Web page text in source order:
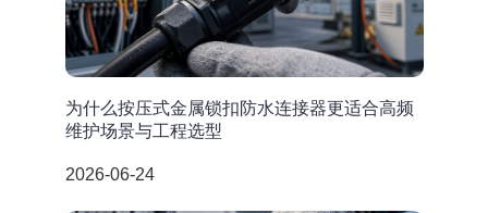
为什么按压式金属锁扣防水连接器更适合高频
维护场景与工程选型
2026-06-24